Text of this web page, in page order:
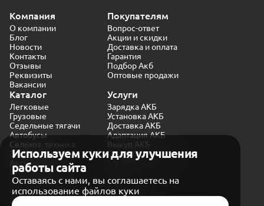
Используем куки для улучшения
работы сайта
Оставаясь с нами, вы соглашаетесь на
использование файлов куки
Компания
О компании
Блог
Новости
Контакты
Отзывы
Реквизиты
Вакансии
Покупателям
Вопрос-ответ
Акции и скидки
Доставка и оплата
Гарантия
Подбор Акб
Оптовые продажи
Каталог
Легковые
Грузовые
Седельные тягачи
Автобусы
Сельхоз. техника
Экскаваторы
Автокраны
Услуги
Зарядка АКБ
Установка АКБ
Доставка АКБ
Адаптация АКБ
Выкуп АКБ
Проверка генератора
Политика конфиденциальности
Обработка персональных данных
Согласие на обработку в «Яндекс.Метрика»
Карта сайта